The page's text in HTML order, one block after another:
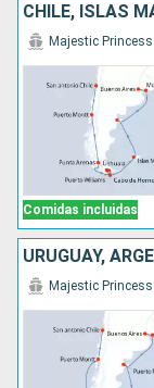
Comidas incluidas
Majestic Princess
Majestic Princess